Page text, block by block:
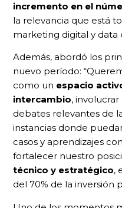
incremento en el
la relevancia que está
marketing digital y data
Además, abordó los
nuevo período:
como un espacio
intercambio, involucrar
debates relevantes de
instancias donde
casos y aprendizajes
fortalecer nuestro
técnico y estratégico,
del 70% de la inversión